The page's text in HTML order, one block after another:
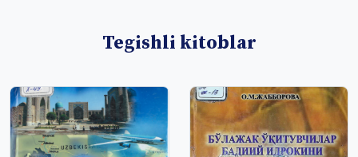
Tegishli kitoblar